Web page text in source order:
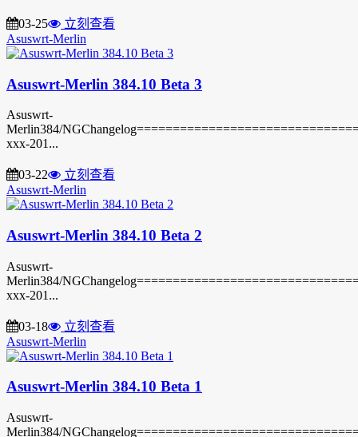
03-25
立刻查看
Asuswrt-Merlin
Asuswrt-Merlin 384.10 Beta 3
Asuswrt-
Merlin384/
xxx-201...
03-22
立刻查看
Asuswrt-Merlin
Asuswrt-Merlin 384.10 Beta 2
Asuswrt-
Merlin384/
xxx-201...
03-18
立刻查看
Asuswrt-Merlin
Asuswrt-Merlin 384.10 Beta 1
Asuswrt-
Merlin384/